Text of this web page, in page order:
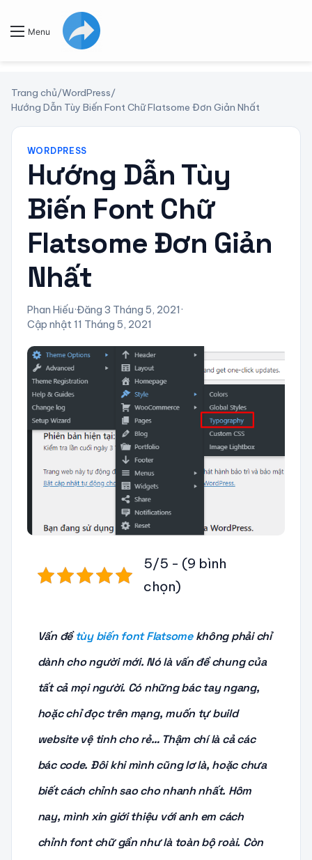
Menu
Trang chủ/WordPress/
Hướng Dẫn Tùy Biến Font Chữ Flatsome Đơn Giản Nhất
WORDPRESS
Hướng Dẫn Tùy
Biến Font Chữ
Flatsome Đơn Giản
Nhất
Phan Hiếu·Đăng 3 Tháng 5, 2021 ·
Cập nhật 11 Tháng 5, 2021
5/5 - (9 bình
chọn)
Vấn đềtùy biến font Flatsomekhông phải chỉ
dành cho người mới. Nó là vấn đề chung của
tất cả mọi người. Có những bác tay ngang,
hoặc chỉ đọc trên mạng, muốn tự build
website vệ tinh cho rẻ… Thậm chí là cả các
bác code. Đôi khi mình cũng lơ là, hoặc chưa
biết cách chỉnh sao cho nhanh nhất. Hôm
nay, mình xin giới thiệu với anh em cách
chỉnh font chữ gần như là toàn bộ roài. Còn